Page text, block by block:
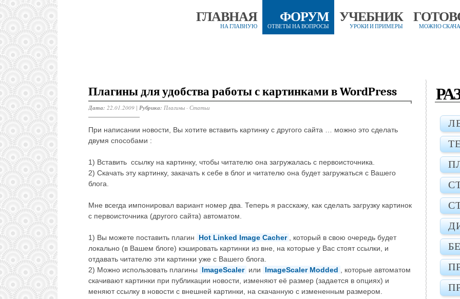
ГЛАВНАЯ
НА ГЛАВНУЮ
ФОРУМ
ОТВЕТЫ НА ВОПРОСЫ
УЧЕБНИК
УРОКИ И ПРИМЕРЫ МОЖНО
Плагины для удобства работы с картинками в WordPress
Дата: 22.01.2009 | Рубрика: Плагины · Статьи
При написании новости, Вы хотите вставить картинку с другого сайта … можно это сделать
двумя способами :
1) Вставить ссылку на картинку, чтобы читателю она загружалась с первоисточника.
2) Скачать эту картинку, закачать к себе в блог и читателю она будет загружаться с Вашего
блога.
Мне всегда импонировал вариант номер два. Теперь я расскажу, как сделать загрузку картинок
с первоисточника (другого сайта) автоматом.
1) Вы можете поставить плагин Hot Linked Image Cacher
, который в свою очередь будет
локально (в Вашем блоге) кэшировать картинки из вне, на которые у Вас стоят ссылки, и
отдавать читателю эти картинки уже с Вашего блога.
2) Можно использовать плагины
ImageScaler или ImageScaler Modded
, которые автоматом
скачивают картинки при публикации новости, изменяют её размер (задается в опциях) и
меняют ссылку в новости с внешней картинки, на скачанную с измененным размером.